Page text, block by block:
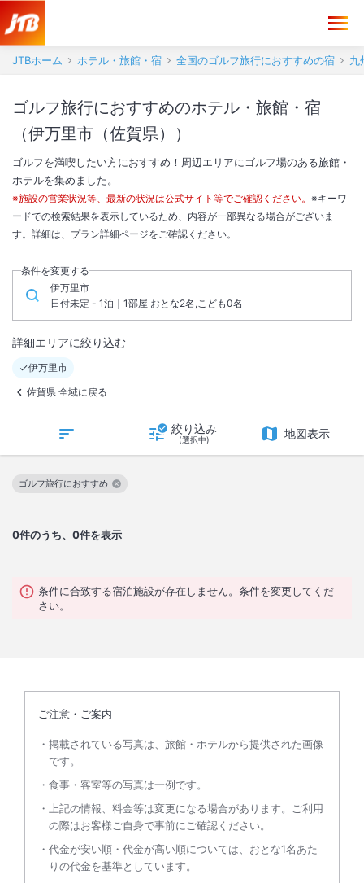
JTBホーム ホテル・旅館・宿 全国のゴルフ旅行におすすめの宿 九
ゴルフ旅行におすすめのホテル・旅館・宿
（伊万里市（佐賀県））
ゴルフを満喫したい方におすすめ！周辺エリアにゴルフ場のある旅館・
ホテルを集めました。
※施設の営業状況等、最新の状況は公式サイト等でご確認ください。 ※キーワ
ードでの検索結果を表示しているため、内容が一部異なる場合がございま
す。詳細は、プラン詳細ページをご確認ください。
条件を変更する
伊万里市
日付未定 - 1泊｜1部屋 おとな2名,こども0名
詳細エリアに絞り込む
伊万里市
佐賀県 全域に戻る
絞り込み
(選択中) 地図表示
0件のうち、0件を表示
ゴルフ旅行におすすめ
この絞り込み条件を解除
条件に合致する宿泊施設が存在しません。条件を変更してくだ
さい。
ご注意・ご案内
掲載されている写真は、旅館・ホテルから提供された画像
です。
食事・客室等の写真は一例です。
上記の情報、料金等は変更になる場合があります。ご利用
の際はお客様ご自身で事前にご確認ください。
代金が安い順・代金が高い順については、おとな1名あた
りの代金を基準としています。